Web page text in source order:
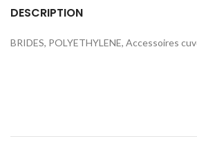
DESCRIPTION
BRIDES, POLYETHYLENE, Accessoires